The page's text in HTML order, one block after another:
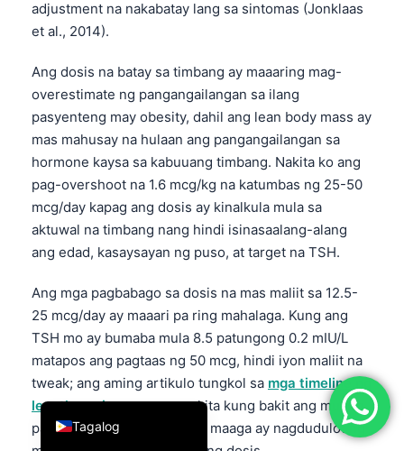
adjustment na nakabatay lang sa sintomas (Jonklaas
et al., 2014).
Ang dosis na batay sa timbang ay maaaring mag-
overestimate ng pangangailangan sa ilang
pasyenteng may obesity, dahil ang lean body mass ay
mas mahusay na hulaan ang pangangailangan sa
hormone kaysa sa kabuuang timbang. Nakita ko ang
pag-overshoot na 1.6 mcg/kg na katumbas ng 25-50
mcg/day kapag ang dosis ay kinalkula mula sa
aktuwal na timbang nang hindi isinasaalang-alang
ang edad, kasaysayan ng puso, at target na TSH.
Ang mga pagbabago sa dosis na mas maliit sa 12.5-
25 mcg/day ay maaari pa ring mahalaga. Kung ang
TSH mo ay bumaba mula 8.5 patungong 0.2 mIU/L
matapos ang pagtaas ng 50 mcg, hindi iyon maliit na
tweak; ang aming artikulo tungkol sa mga timeline ng
levothyroxineay nagpapakita kung bakit ang muling
pagsusuri nang masyadong maaga ay nagdudulot ng
Tagalog
English
Deutsch
العربية
Français
Italiano
Español
Português
Ελληνικά
Türkçe
Română
简体中文
فارسی
Български